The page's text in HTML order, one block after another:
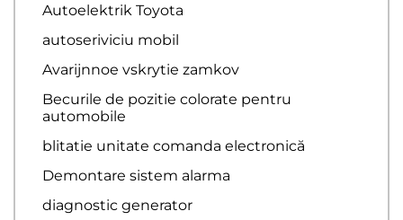
Autoelektrik Toyota
autoseriviciu mobil
Avarijnnoe vskrytie zamkov
Becurile de pozitie colorate pentru
automobile
blitatie unitate comanda electronică
Demontare sistem alarma
diagnostic generator